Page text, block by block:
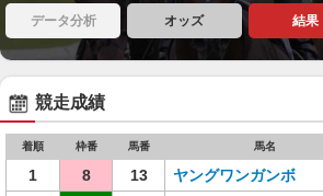
データ分析 オッズ 結果
競走成績
着順 枠番 馬番 馬名
1 8 13 ヤングワンガンボ